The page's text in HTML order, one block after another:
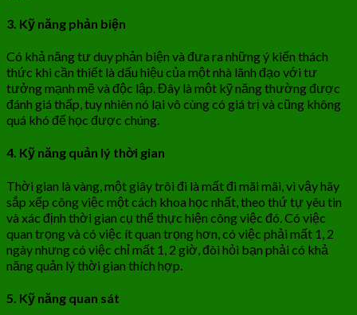
3. Kỹ năng phản biện
Có khả năng tư duy phản biện và đưa ra những ý kiến thách
thức khi cần thiết là dấu hiệu của một nhà lãnh đạo với tư
tưởng mạnh mẽ và độc lập. Đây là một kỹ năng thường được
đánh giá thấp, tuy nhiên nó lại vô cùng có giá trị và cũng không
quá khó để học được chúng.
4. Kỹ năng quản lý thời gian
Thời gian là vàng, một giây trôi đi là mất đi mãi mãi, vì vậy hãy
sắp xếp công việc một cách khoa học nhất, theo thứ tự yêu tin
và xác định thời gian cụ thể thực hiện công việc đó. Có việc
quan trọng và có việc ít quan trọng hơn, có việc phải mất 1, 2
ngày nhưng có việc chỉ mất 1, 2 giờ, đòi hỏi bạn phải có khả
năng quản lý thời gian thích hợp.
5. Kỹ năng quan sát